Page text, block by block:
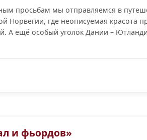
просьбам мы отправляемся в
Норвегии, где неописуемая красота
А ещё особый уголок Дании –
и фьордов»